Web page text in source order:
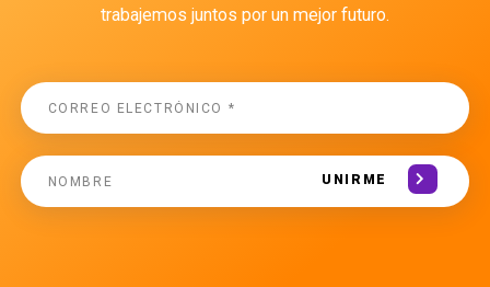
trabajemos juntos por un mejor futuro.
UNIRME